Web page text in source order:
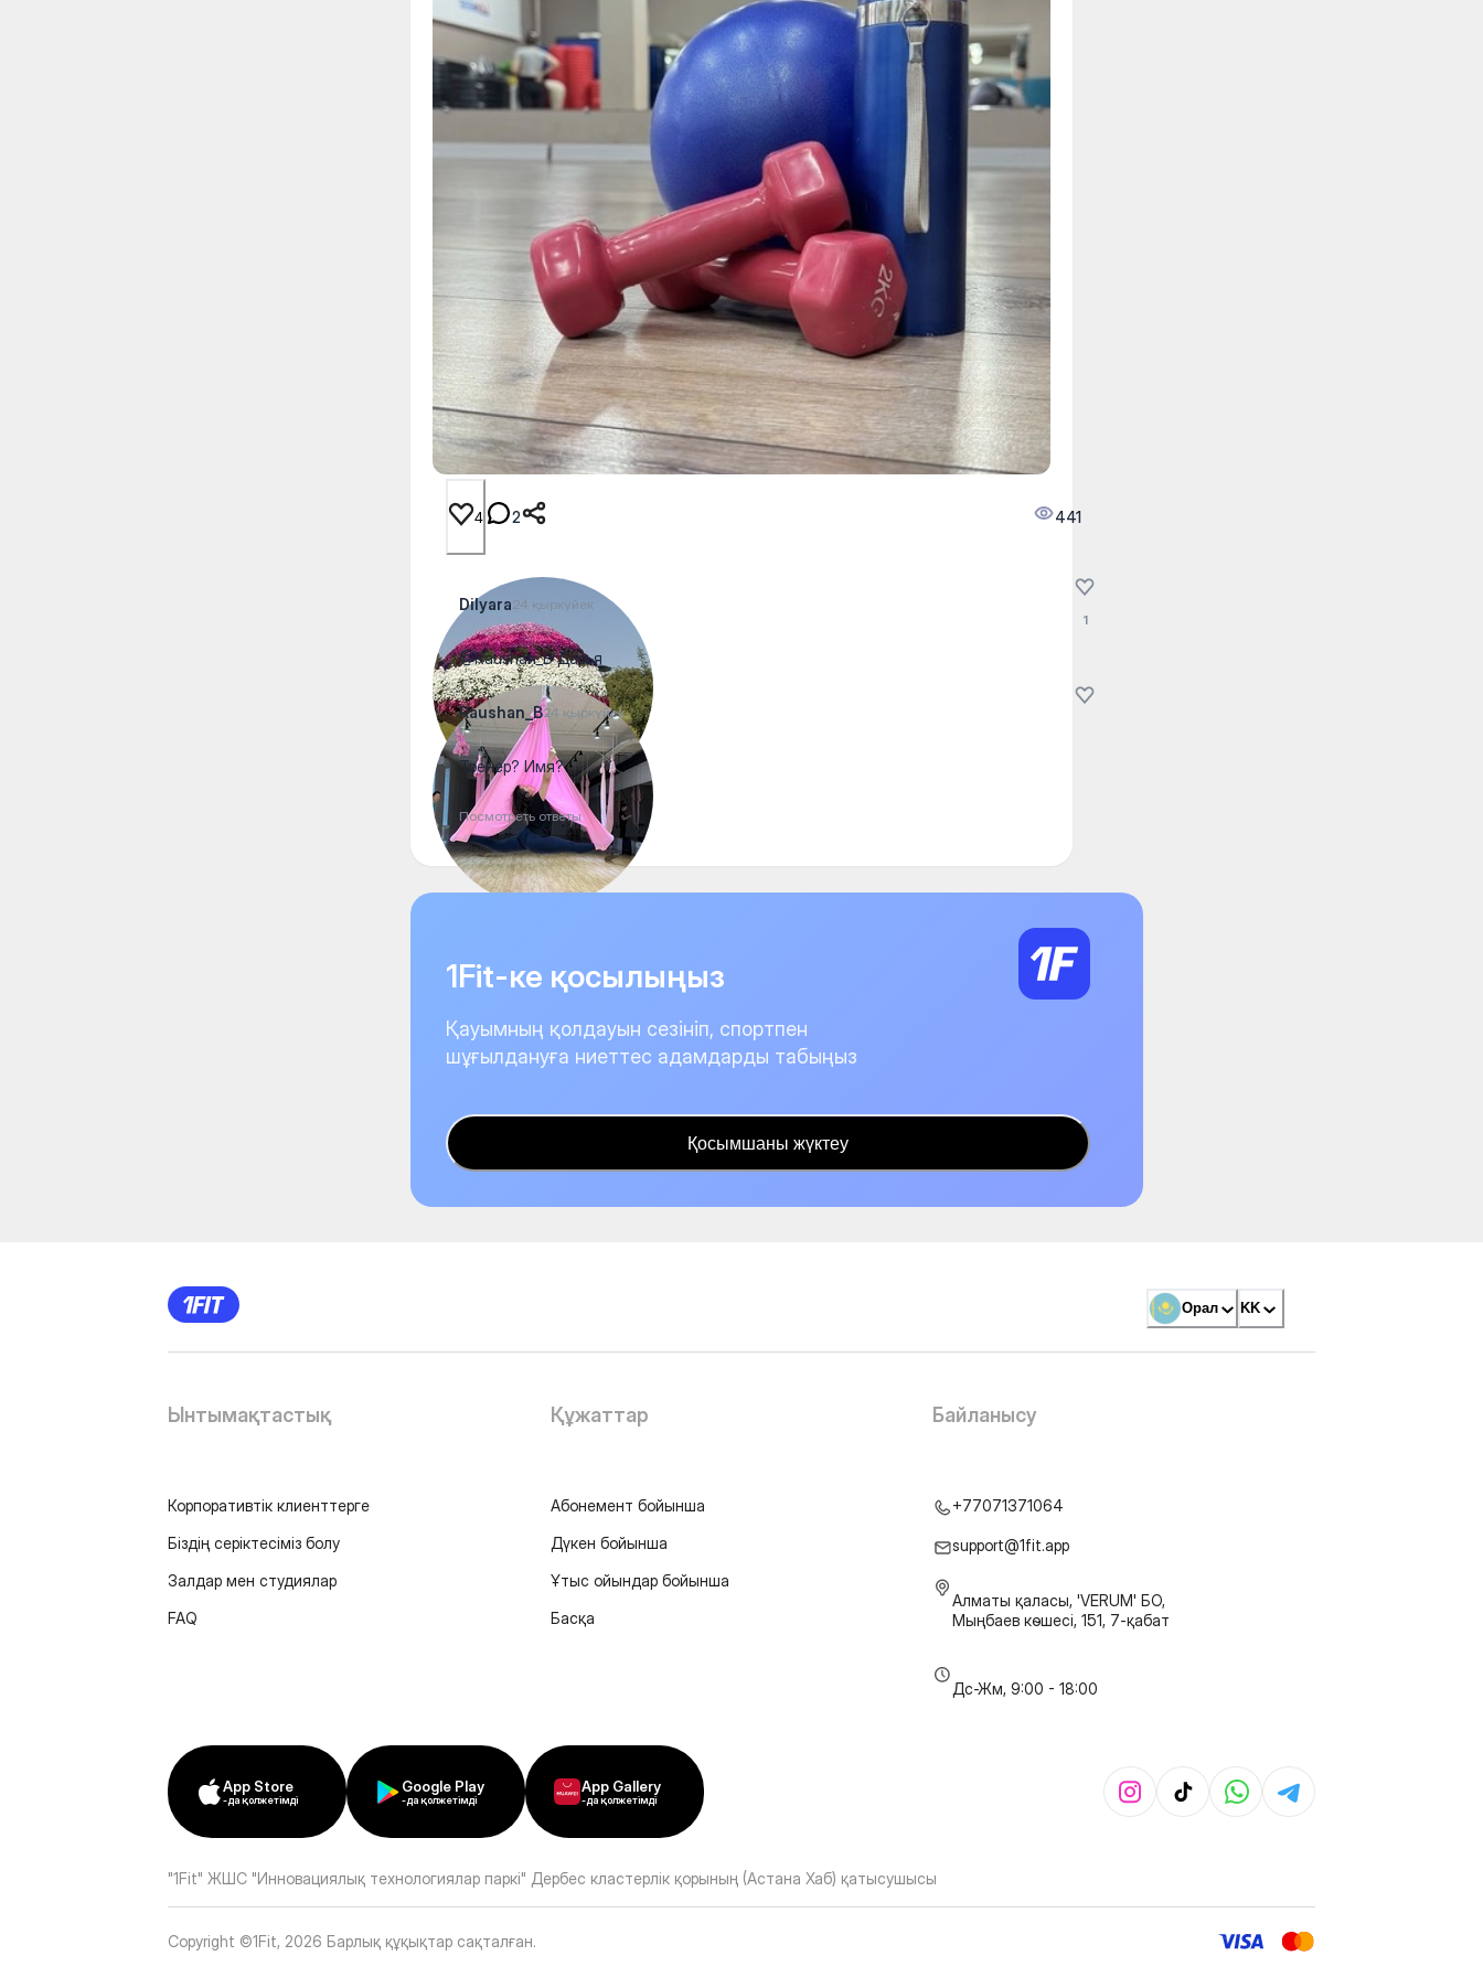
4 2 441
Dilyara24 қыркүйек
@Raushan_B Дарья
1
Raushan_B24 қыркүйек
Тренер? Имя?
Посмотреть ответы
1Fit-ке қосылыңыз
Қауымның қолдауын сезініп, спортпен
шұғылдануға ниеттес адамдарды табыңыз
Қосымшаны жүктеу
Орал KK
Ынтымақтастық
Корпоративтік клиенттерге
Біздің серіктесіміз болу
Залдар мен студиялар
FAQ
Құжаттар
Абонемент бойынша
Дүкен бойынша
Ұтыс ойындар бойынша
Басқа
Байланысу
+77071371064
support@1fit.app
Алматы қаласы, 'VERUM' БО,
Мыңбаев көшесі, 151, 7-қабат
Дс-Жм, 9:00 - 18:00
App Store
-да қолжетімді
Google Play
-да қолжетімді
App Gallery
-да қолжетімді
"1Fit" ЖШС "Инновациялық технологиялар паркі" Дербес кластерлік қорының (Астана Хаб) қатысушысы
Copyright ©1Fit, 2026 Барлық құқықтар сақталған.